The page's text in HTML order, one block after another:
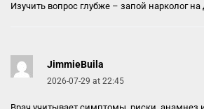
Изучить вопрос глубже – запой нарколог на
JimmieBuila
2026-07-29 at 22:45